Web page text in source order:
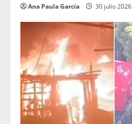
Ana Paula García 30 julio 2026